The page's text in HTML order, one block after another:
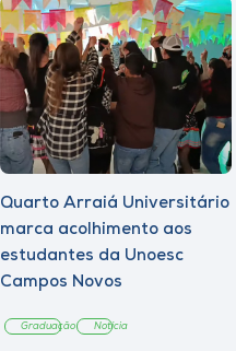
Quarto Arraiá Universitário
marca acolhimento aos
estudantes da Unoesc
Campos Novos
Graduação Notícia